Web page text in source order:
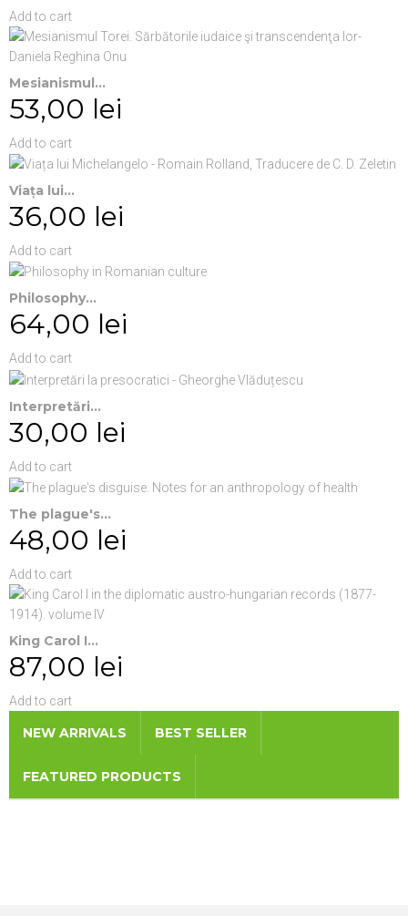
Add to cart
Mesianismul...
53,00 lei
Add to cart
Viața lui...
36,00 lei
Add to cart
Philosophy...
64,00 lei
Add to cart
Interpretări...
30,00 lei
Add to cart
The plague's...
48,00 lei
Add to cart
King Carol I...
87,00 lei
Add to cart
NEW ARRIVALS BEST SELLER
FEATURED PRODUCTS